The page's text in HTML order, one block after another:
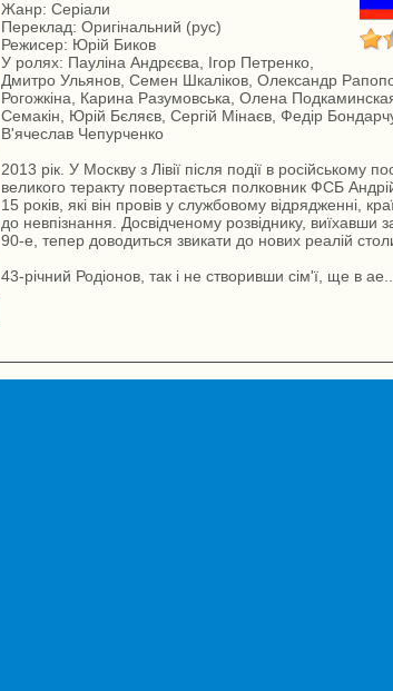
Жанр: Серіали
Переклад: Оригінальний (рус)
Режисер: Юрій Биков
У ролях: Пауліна Андрєєва, Ігор Петренко,
Дмитро Ульянов, Семен Шкаліков, Олександр
Рогожкіна, Карина Разумовська, Олена
Семакін, Юрій Бєляєв, Сергій Мінаєв, Федір
В'ячеслав Чепурченко
2013 рік. У Москву з Лівії після події в російському
великого теракту повертається полковник ФСБ
15 років, які він провів у службовому відрядженні,
до невпізнання. Досвідченому розвіднику, виїхавши
90-е, тепер доводиться звикати до нових реалій
43-річний Родіонов, так і не створивши сім'ї, ще в